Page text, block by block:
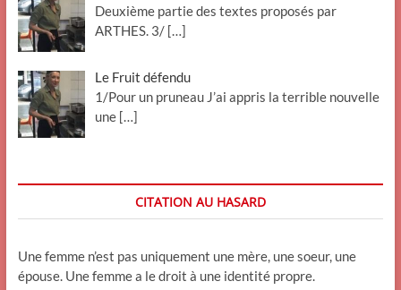
Deuxième partie des textes proposés par
ARTHES. 3/ […]
Le Fruit défendu
1/Pour un pruneau J’ai appris la terrible nouvelle
une […]
CITATION AU HASARD
Une femme n’est pas uniquement une mère, une soeur, une
épouse. Une femme a le droit à une identité propre.